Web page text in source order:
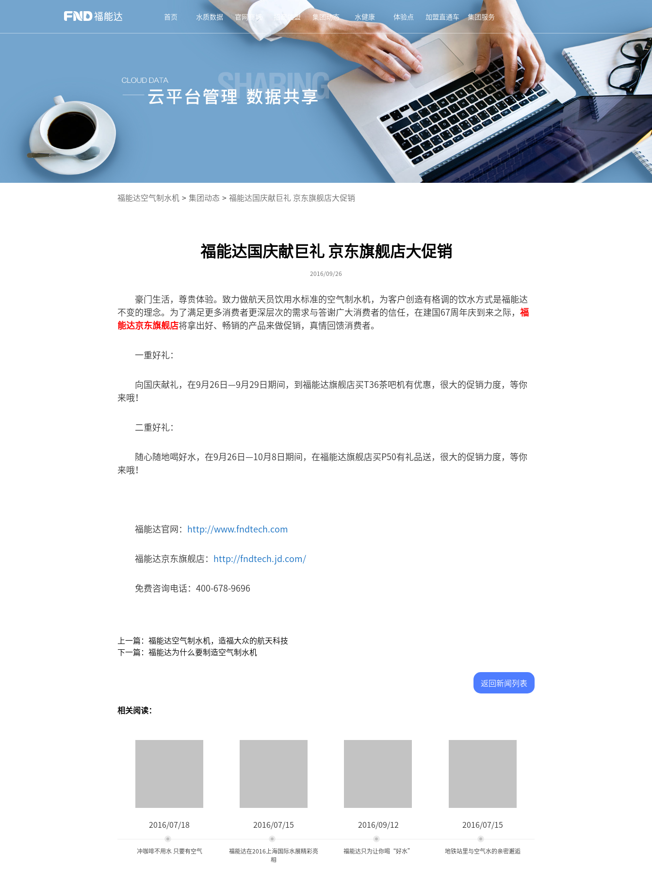
首页 水质数据 官网商城 招商加盟 集团动态 水健康 体验点 加盟直通车 集团服务
福能达空气制水机 > 集团动态 > 福能达国庆献巨礼 京东旗舰店大促销
福能达国庆献巨礼 京东旗舰店大促销
2016/09/26
豪门生活，尊贵体验。致力做航天员饮用水标准的空气制水机，为客户创造有格调的饮水方式是福能达
不变的理念。为了满足更多消费者更深层次的需求与答谢广大消费者的信任，在建国67周年庆到来之际， 福
能达京东旗舰店将拿出好、畅销的产品来做促销，真情回馈消费者。
一重好礼：
向国庆献礼，在9月26日—9月29日期间，到福能达旗舰店买T36茶吧机有优惠，很大的促销力度，等你
来哦！
二重好礼：
随心随地喝好水，在9月26日—10月8日期间，在福能达旗舰店买P50有礼品送，很大的促销力度，等你
来哦！
福能达官网： http://www.fndtech.com
福能达京东旗舰店： http://fndtech.jd.com/
免费咨询电话：400-678-9696
上一篇：福能达空气制水机，造福大众的航天科技
下一篇：福能达为什么要制造空气制水机
返回新闻列表
相关阅读：
2016/07/18
冲咖啡不用水 只要有空气
2016/07/15
福能达在2016上海国际水展精彩亮
相
2016/09/12
福能达只为让你喝“好水”
2016/07/15
地铁站里与空气水的亲密邂逅